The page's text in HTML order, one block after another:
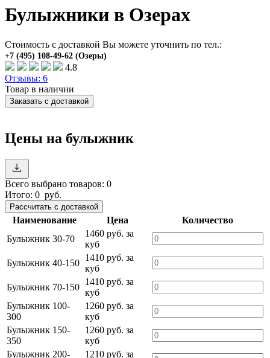
Булыжники в Озерах
Стоимость с доставкой Вы можете уточнить по тел.:
4.8
Отзывы: 6
Товар в наличии
Заказать с доставкой
Цены на булыжник
Всего выбрано товаров: 0
Итого: 0 руб.
Наименование Цена
Количество
Булыжник 30-70
1460 руб. за
куб
Булыжник 40-150
1410 руб. за
куб
Булыжник 70-150
1410 руб. за
куб
Булыжник 100-
300
1260 руб. за
куб
Булыжник 150-
350
1260 руб. за
куб
Булыжник 200-
1210 руб. за